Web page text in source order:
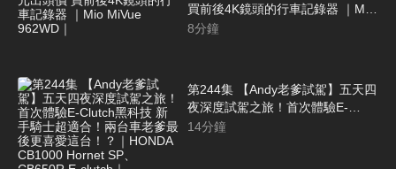
買前後4K鏡頭的行車記錄器 ｜Mio
MiVue 962WD｜
8分鐘
第244集 【Andy老爹試駕】五天四
夜深度試駕之旅！首次體驗E-
Clutch黑科技 新手騎士超適合！兩
14分鐘